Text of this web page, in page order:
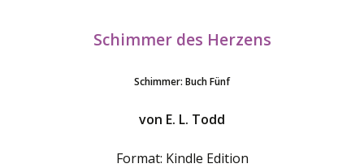
Schimmer des Herzens
Schimmer: Buch Fünf
von E. L. Todd
Format: Kindle Edition